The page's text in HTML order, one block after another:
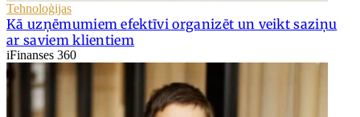
Tehnoloģijas
Kā uzņēmumiem efektīvi organizēt un veikt saziņu
ar saviem klientiem
iFinanses 360